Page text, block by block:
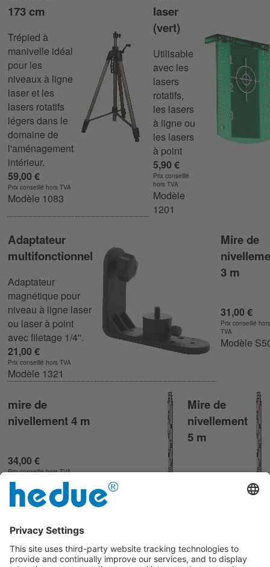
173 cm
Trépied à
manivelle idéal
pour les
niveaux à ligne
laser et les
lasers rotatifs
légers dans le
domaine de
l'aménagement
intérieur.
59,00 €
Prix conseillé hors TVA
Modèle 1083
laser
(vert)
Utilisable
avec les
lasers
rotatifs,
les lasers
à ligne ou
les lasers
à point
5,90 €
Prix conseillé
hors TVA
Modèle
1201
Adaptateur
multifonctionnel
Adaptateur
magnétique pour
niveau à ligne laser
ou laser à point
avec filetage 1/4''.
21,00 €
Prix conseillé hors TVA
Modèle 1321
Mire de
3 m
31,00 €
Prix conseillé hors
TVA
Modèle
mire de
nivellement 4 m
34,00 €
Prix conseillé hors TVA
Modèle S504
Mire de
nivellement
5 m
37,00 €
Support mural pour
laser rotatif